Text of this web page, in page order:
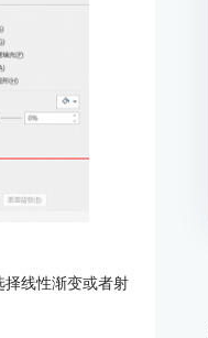
择线性渐变或者射